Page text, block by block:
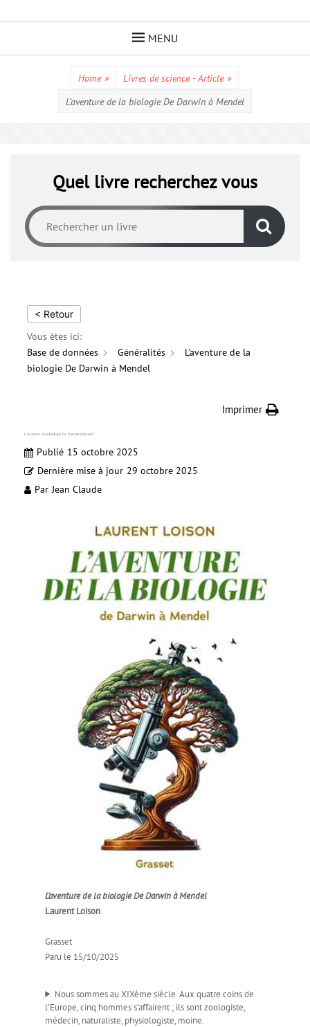
MENU
Home » Livres de science - Article »
L’aventure de la biologie De Darwin à Mendel
Quel livre recherchez vous
< Retour
Vous êtes ici:
Base de données
Généralités
L'aventure de la
biologie De Darwin à Mendel
Imprimer
L’aventure de la biologie De Darwin à Mendel
Publié 15 octobre 2025
Dernière mise à jour 29 octobre 2025
Par Jean Claude
L’aventure de la biologie De Darwin à Mendel
Laurent Loison
Grasset
Paru le 15/10/2025
Nous sommes au XIXème siècle. Aux quatre coins de
l’Europe, cinq hommes s’affairent ; ils sont zoologiste,
médecin, naturaliste, physiologiste, moine.